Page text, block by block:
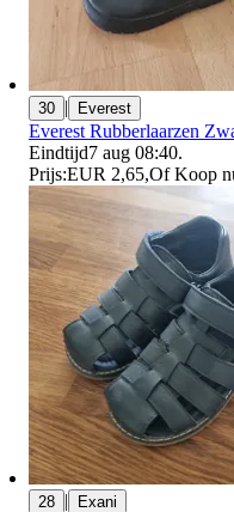
30 | Everest
Everest Rubberlaarzen
Eindtijd7 aug 08:40.
Prijs:EUR 2,65,Of Koop
28 | Exani